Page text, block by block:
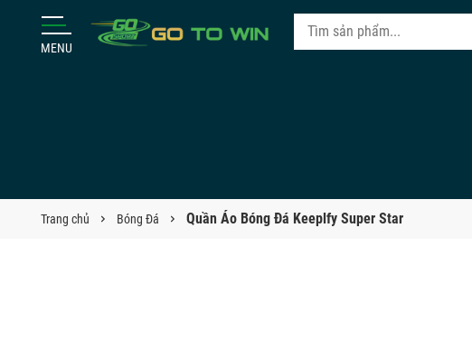
MENU
Trang chủ Bóng Đá Quần Áo Bóng Đá Keeplfy Super Star